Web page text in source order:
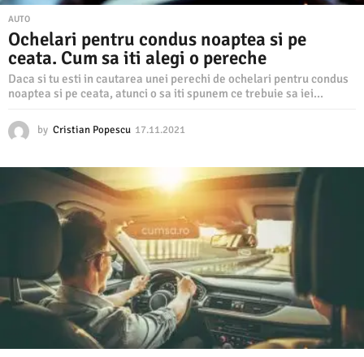
AUTO
Ochelari pentru condus noaptea si pe
ceata. Cum sa iti alegi o pereche
Daca si tu esti in cautarea unei perechi de ochelari pentru condus
noaptea si pe ceata, atunci o sa iti spunem ce trebuie sa iei...
by Cristian Popescu 17.11.2021
1
2
0
2
1